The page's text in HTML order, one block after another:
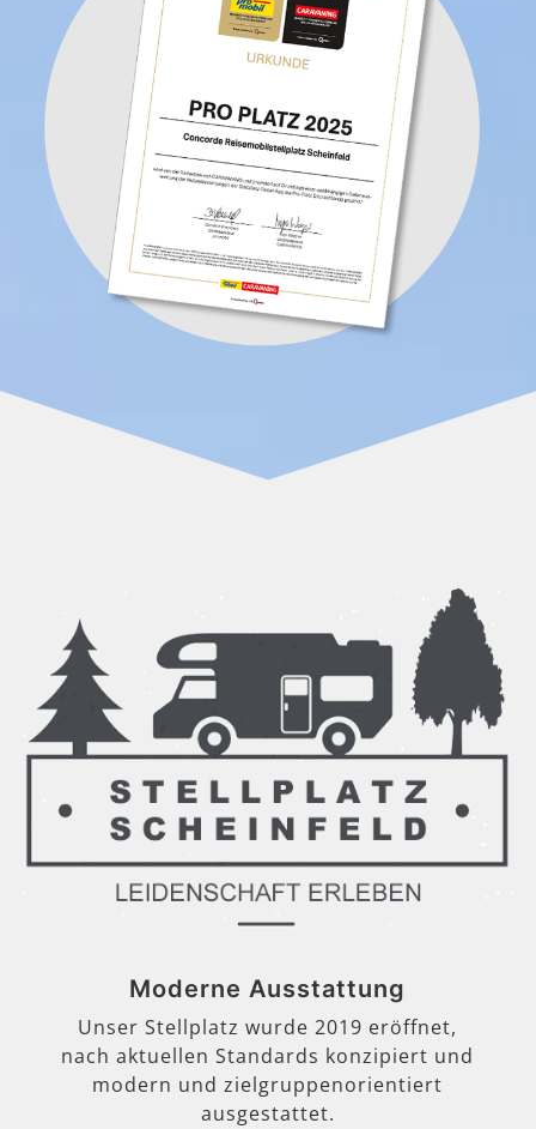
Moderne Ausstattung
Unser Stellplatz wurde 2019 eröffnet,
nach aktuellen Standards konzipiert und
modern und zielgruppenorientiert
ausgestattet.